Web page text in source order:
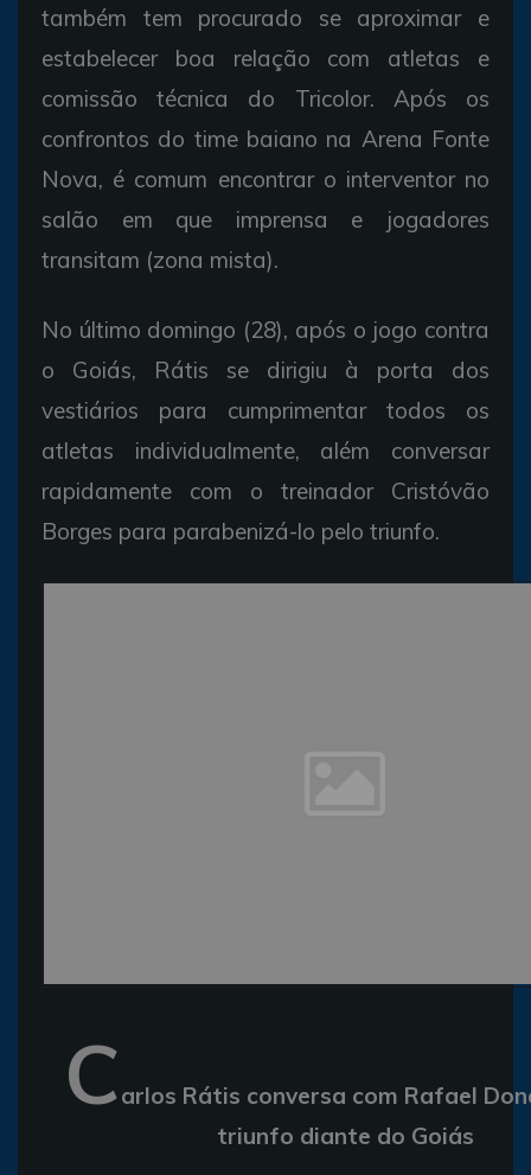
também tem procurado se aproximar e
estabelecer boa relação com atletas e
comissão técnica do Tricolor. Após os
confrontos do time baiano na Arena Fonte
Nova, é comum encontrar o interventor no
salão em que imprensa e jogadores
transitam (zona mista).
No último domingo (28), após o jogo contra
o Goiás, Rátis se dirigiu à porta dos
vestiários para cumprimentar todos os
atletas individualmente, além conversar
rapidamente com o treinador Cristóvão
Borges para parabenizá-lo pelo triunfo.
Carlos Rátis conversa com Rafael
triunfo diante do Goiás